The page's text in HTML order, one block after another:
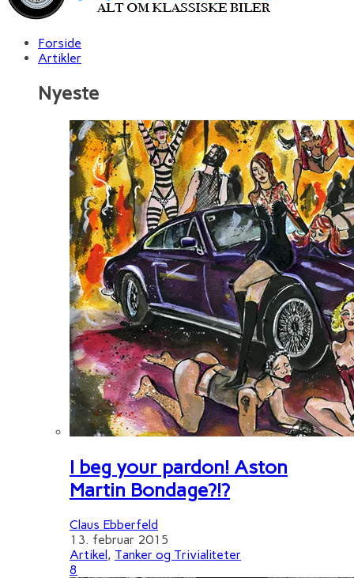
Forside
Artikler
Nyeste
I beg your pardon! Aston
Martin Bondage?!?
Claus Ebberfeld
13. februar 2015
Artikel, Tanker og Trivialiteter
8